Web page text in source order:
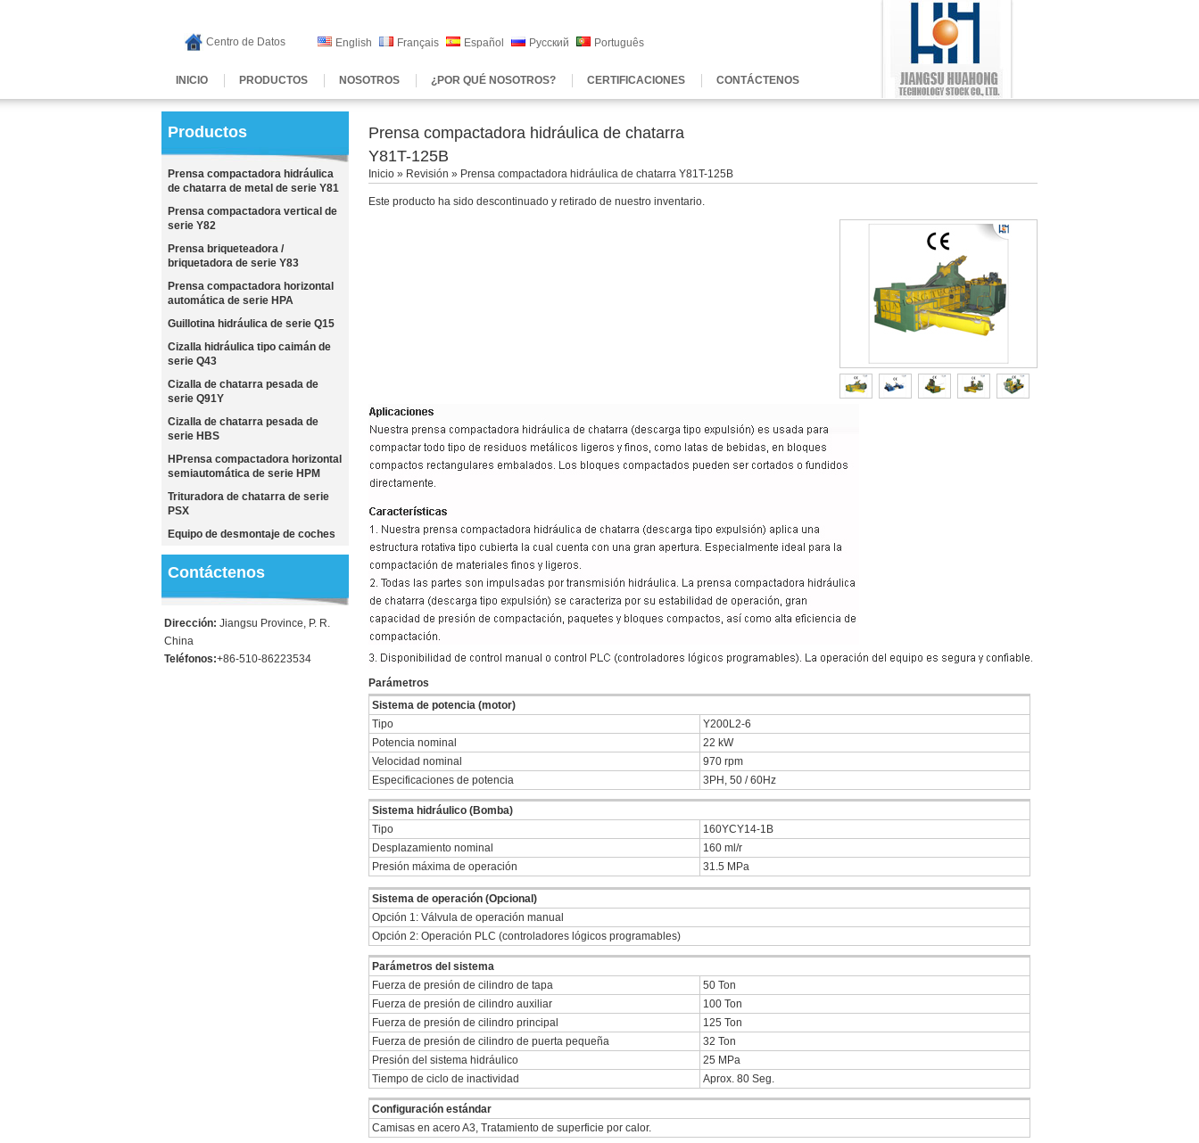
Centro de Datos English Français Español Русский Português
INICIO PRODUCTOS NOSOTROS ¿POR QUÉ NOSOTROS? CERTIFICACIONES CONTÁCTENOS
Productos
Prensa compactadora hidráulica
de chatarra de metal de serie Y81
Prensa compactadora vertical de
serie Y82
Prensa briqueteadora /
briquetadora de serie Y83
Prensa compactadora horizontal
automática de serie HPA
Guillotina hidráulica de serie Q15
Cizalla hidráulica tipo caimán de
serie Q43
Cizalla de chatarra pesada de
serie Q91Y
Cizalla de chatarra pesada de
serie HBS
HPrensa compactadora horizontal
semiautomática de serie HPM
Trituradora de chatarra de serie
PSX
Equipo de desmontaje de coches
Contáctenos
Dirección: Jiangsu Province, P. R.
China
Teléfonos:+86-510-86223534
Prensa compactadora hidráulica de chatarra
Y81T-125B
Inicio » Revisión » Prensa compactadora hidráulica de chatarra Y81T-125B
Este producto ha sido descontinuado y retirado de nuestro inventario.
Parámetros
Sistema de potencia (motor)
Tipo
Y200L2-6
Potencia nominal
22 kW
Velocidad nominal
970 rpm
Especificaciones de potencia
3PH, 50 / 60Hz
Sistema hidráulico (Bomba)
Tipo
160YCY14-1B
Desplazamiento nominal
160 ml/r
Presión máxima de operación
31.5 MPa
Sistema de operación (Opcional)
Opción 1: Válvula de operación manual
Opción 2: Operación PLC (controladores lógicos programables)
Parámetros del sistema
Fuerza de presión de cilindro de tapa
50 Ton
Fuerza de presión de cilindro auxiliar
100 Ton
Fuerza de presión de cilindro principal
125 Ton
Fuerza de presión de cilindro de puerta pequeña
32 Ton
Presión del sistema hidráulico
25 MPa
Tiempo de ciclo de inactividad
Aprox. 80 Seg.
Configuración estándar
Camisas en acero A3, Tratamiento de superficie por calor.